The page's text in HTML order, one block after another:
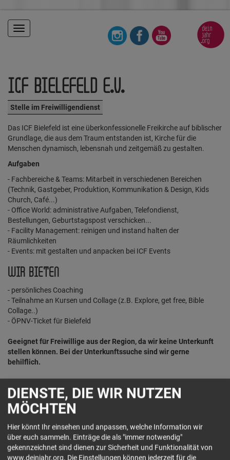
Toggle
navigation
ICF BIELEFELD E.V.
Stelle im Freiwilligendienst
Das ICF Bielefeld ist eine überkonfessionelle Freikirche auf biblischer
Grundlage, die aus dem Traum entstanden ist, Kirche für die
Menschen dynamisch, lebensnah und zeitgemäß zu gestalten.
Aufgaben
- Fachbereiche & Teams: Mitarbeit in verschiedenen Bereichen
(Technik, Gastgeber, Produktion, Kommunikation & Design, Kids
Church, Café...)
- Office World: administrative Aufgaben, Telefondienst,
Bestellungen, Geburtstagspost verschicken...
- Facility Management: reinigen und instand halten der
Räumlichkeiten
- Events: mit gestalten und anpacken bei ICF Events
WIR BIETEN
- persönliches Coaching
- Teilnahme an Kursen und Collage (z.B. Explore, get free, Bible
Collage..)
- ÖPNV-Ticket für Bielefeld
Geeignet für Freiwillige aus der Region, da wir keine Unterkunft
stellen können. Bei der Unterkunftssuche sind wir gerne
behilflich.
DEIN KONTAKT
ICF Bielefeld e.V.
Feilenstraße 5-7
33602 Bielefeld
DIENSTE, DIE WIR NUTZEN
MÖCHTEN
Hier könnt Ihr einsehen und anpassen, welche Information wir
über euch sammeln. Einträge die als "immer notwendig"
gekennzeichnet sind dienen zur Sicherheit und Funktionalität von
www.deinjahr.org. Die Einstellungen können jederzeit für die